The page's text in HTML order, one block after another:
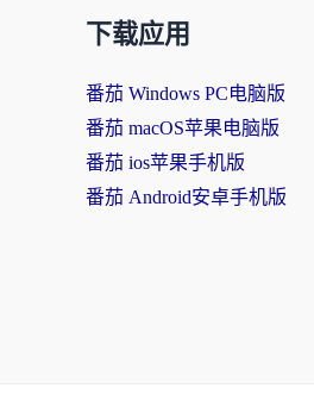
下载应用
番茄 Windows PC电脑版
番茄 macOS苹果电脑版
番茄 ios苹果手机版
番茄 Android安卓手机版